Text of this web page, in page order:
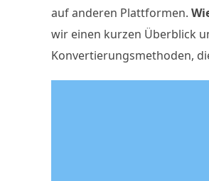
auf anderen Plattformen.
wir einen kurzen Überblick
Konvertierungsmethoden,